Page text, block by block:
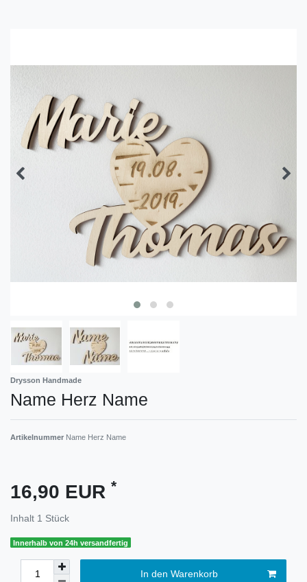
Drysson Handmade
Name Herz Name
Artikelnummer Name Herz Name
16,90 EUR *
Inhalt 1 Stück
Innerhalb von 24h versandfertig
In den Warenkorb